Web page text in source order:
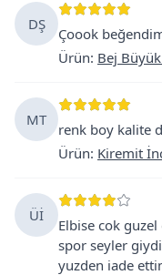
DŞ
Çoook
Ürün: Bej
MT
renk boy kalite
Ürün: Kiremit
Üİ
Elbise cok
spor seyler
yuzden iade